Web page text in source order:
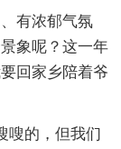
有浓郁气氛
象呢？这一年
回家乡陪着爷
嗖的，但我们